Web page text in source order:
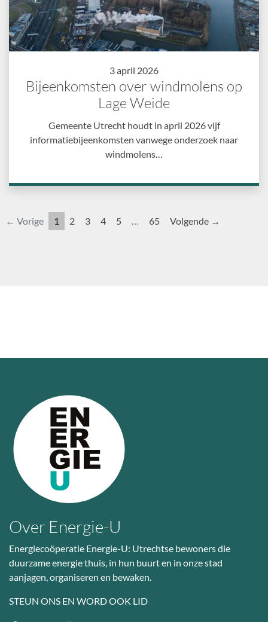
3 april 2026
Bijeenkomsten over windmolens op
Lage Weide
Gemeente Utrecht houdt in april 2026 vijf
informatiebijeenkomsten vanwege onderzoek naar
windmolens…
← Vorige 1 2 3 4 5 … 65 Volgende →
Over Energie-U
Energiecoöperatie Energie-U: Utrechtse bewoners die
duurzame energie thuis, in hun buurt en in onze stad
aanjagen, organiseren en bewaken.
STEUN ONS EN WORD OOK LID